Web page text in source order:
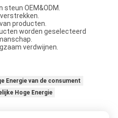
steun OEM&ODM.
producten.
worden geselecteerd
verdwijnen.
Energie van de consument
Hoge Energie